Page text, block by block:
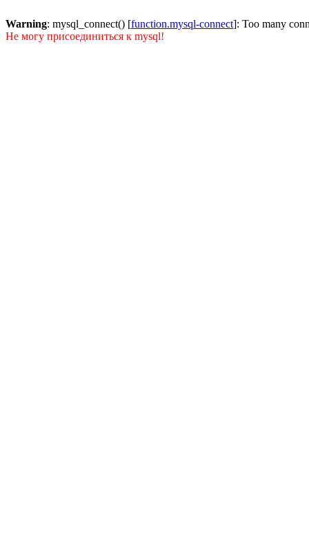
Warning: mysql_connect() [function.mysql-connect]: Too many
Не могу присоединиться к mysql!